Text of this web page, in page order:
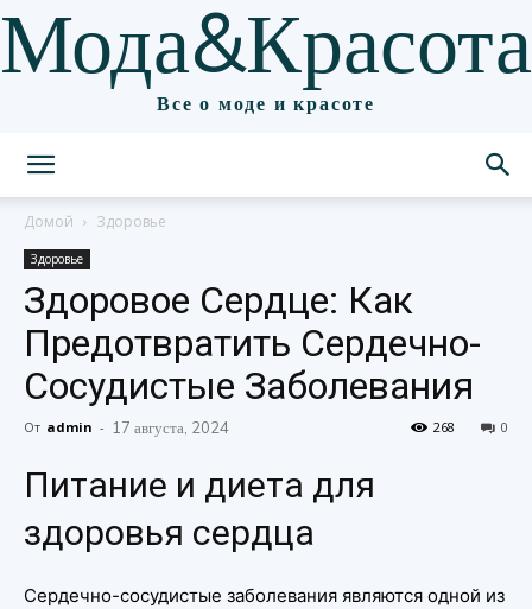
Мода&Красота
Все о моде и красоте
Домой Здоровье
Здоровье
Здоровое Сердце: Как
Предотвратить Сердечно-
Сосудистые Заболевания
От admin - 17 августа, 2024 0
268
Питание и диета для
здоровья сердца
Сердечно-сосудистые заболевания являются одной из